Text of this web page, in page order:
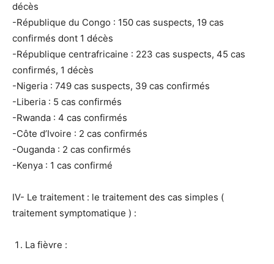
décès
-République du Congo : 150 cas suspects, 19 cas
confirmés dont 1 décès
-République centrafricaine : 223 cas suspects, 45 cas
confirmés, 1 décès
-Nigeria : 749 cas suspects, 39 cas confirmés
-Liberia : 5 cas confirmés
-Rwanda : 4 cas confirmés
-Côte d’Ivoire : 2 cas confirmés
-Ouganda : 2 cas confirmés
-Kenya : 1 cas confirmé
IV- Le traitement : le traitement des cas simples (
traitement symptomatique ) :
La fièvre :